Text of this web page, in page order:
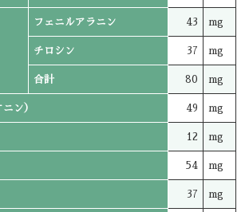
フェニルアラニン 43 mg
チロシン 37 mg
合計 80 mg
ン） 49 mg
12 mg
54 mg
37 mg